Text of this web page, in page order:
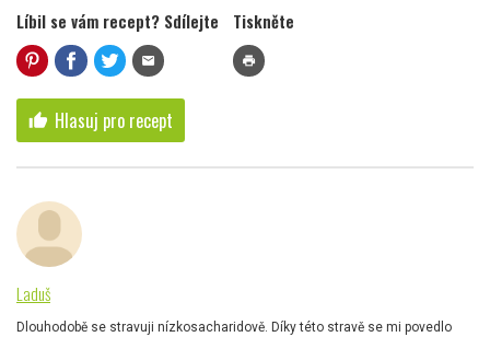
Líbil se vám recept? Sdílejte
mail
Tiskněte
print
thumb_up Hlasuj pro recept
Laduš
Dlouhodobě se stravuji nízkosacharidově. Díky této stravě se mi povedlo